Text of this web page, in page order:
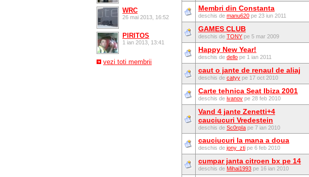
WRC
26 mai 2013, 16:52
PIRITOS
1 ian 2013, 13:41
vezi toti membrii
Membri din Constanta
deschis de manu620 pe 23 iun 2011
GAMES CLUB
deschis de TONY pe 5 mar 2009
Happy New Year!
deschis de dello pe 1 ian 2011
caut o jante de renaul de aliaj
deschis de catyy pe 17 oct 2010
Carte tehnica Seat Ibiza 2001
deschis de ivanov pe 28 feb 2010
Vand 4 jante Zenetti+4
cauciucuri Vredestein
deschis de Sc0rpIa pe 7 ian 2010
cauciucuri la mana a doua
deschis de jony_zti pe 6 feb 2010
cumpar janta citroen bx pe 14
deschis de Mihai1993 pe 16 ian 2010